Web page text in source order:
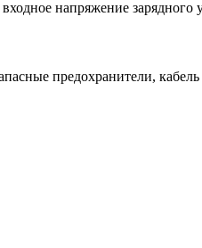
напряжение
предохранители,